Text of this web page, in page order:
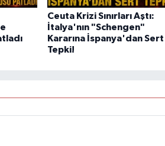
Ceuta Krizi Sınırları Aştı:
İtalya'nın "Schengen"
Kararına İspanya'dan Sert
Tepki!